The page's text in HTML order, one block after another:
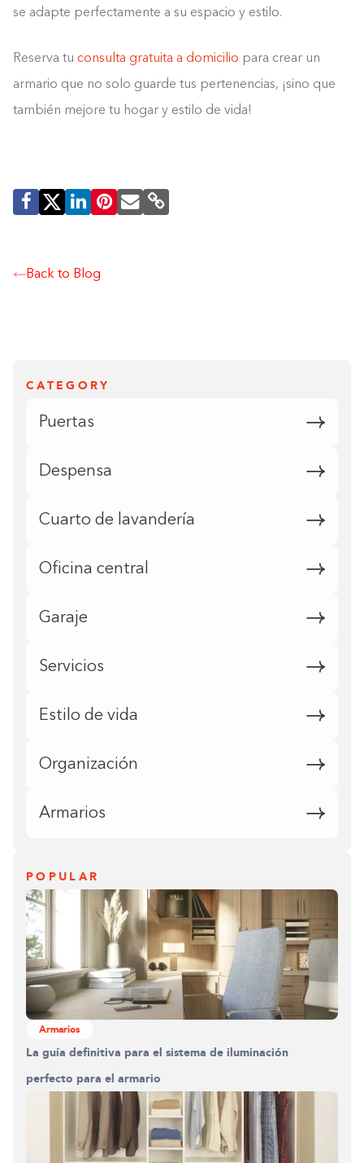
se adapte perfectamente a su espacio y estilo.
Reserva tu consulta gratuita a domicilio para crear un
armario que no solo guarde tus pertenencias, ¡sino que
también mejore tu hogar y estilo de vida!
Back to Blog
CATEGORY
Puertas
Despensa
Cuarto de lavandería
Oficina central
Garaje
Servicios
Estilo de vida
Organización
Armarios
POPULAR
Armarios
La guía definitiva para el sistema de iluminación
perfecto para el armario